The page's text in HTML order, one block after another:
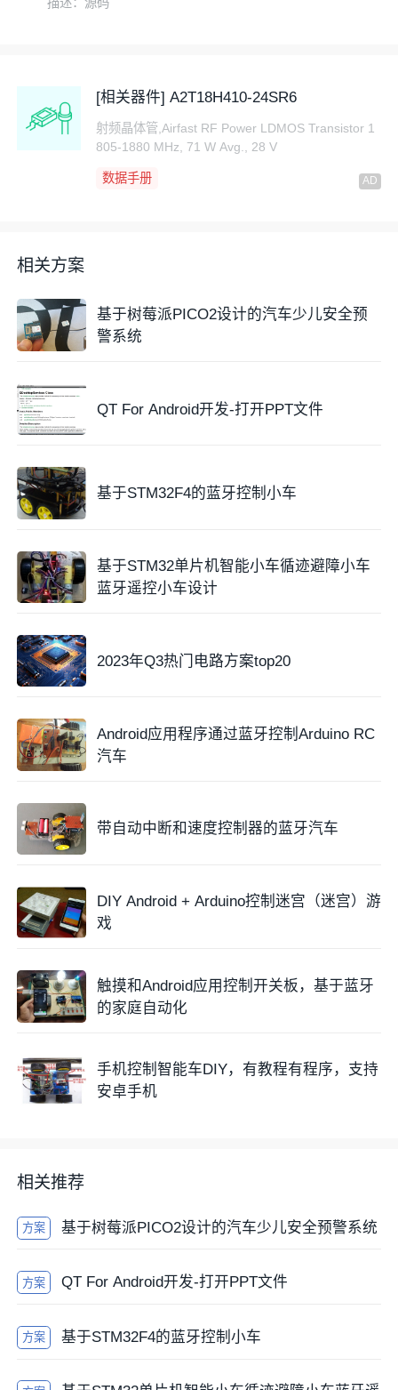
[相关器件] A2T18H410-24SR6
射频晶体管,Airfast RF Power LDMOS Transistor 1
805-1880 MHz, 71 W Avg., 28 V
数据手册
相关方案
基于树莓派PICO2设计的汽车少儿安全预
警系统
QT For Android开发-打开PPT文件
基于STM32F4的蓝牙控制小车
基于STM32单片机智能小车循迹避障小车
蓝牙遥控小车设计
2023年Q3热门电路方案top20
Android应用程序通过蓝牙控制Arduino RC
汽车
带自动中断和速度控制器的蓝牙汽车
DIY Android + Arduino控制迷宫（迷宫）游
戏
触摸和Android应用控制开关板，基于蓝牙
的家庭自动化
手机控制智能车DIY，有教程有程序，支持
安卓手机
相关推荐
方案 基于树莓派PICO2设计的汽车少儿安全预警系统
方案 QT For Android开发-打开PPT文件
方案 基于STM32F4的蓝牙控制小车